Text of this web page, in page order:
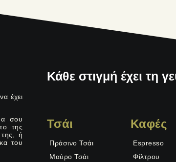
έχει
σου
της
της, ή
του
Κάθε στιγμή έχει τη
Τσάι
Πράσινο Τσάι
Μαύρο Τσάι
Καφές
Espresso
Φίλτρου